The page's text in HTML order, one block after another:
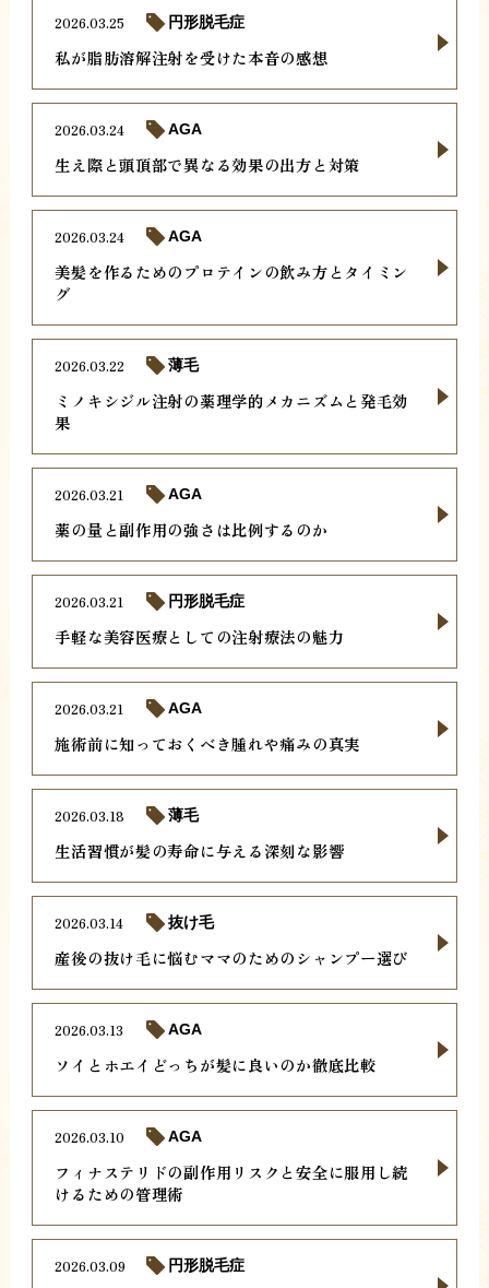
私が脂肪溶解注射を受けた本音の感想
2026.03.25 円形脱毛症
生え際と頭頂部で異なる効果の出方と対策
2026.03.24 AGA
美髪を作るためのプロテインの飲み方とタイミン
グ
2026.03.24 AGA
ミノキシジル注射の薬理学的メカニズムと発毛効
果
2026.03.22 薄毛
薬の量と副作用の強さは比例するのか
2026.03.21 AGA
手軽な美容医療としての注射療法の魅力
2026.03.21 円形脱毛症
施術前に知っておくべき腫れや痛みの真実
2026.03.21 AGA
生活習慣が髪の寿命に与える深刻な影響
2026.03.18 薄毛
産後の抜け毛に悩むママのためのシャンプー選び
2026.03.14 抜け毛
ソイとホエイどっちが髪に良いのか徹底比較
2026.03.13 AGA
フィナステリドの副作用リスクと安全に服用し続
けるための管理術
2026.03.10 AGA
2026.03.09 円形脱毛症